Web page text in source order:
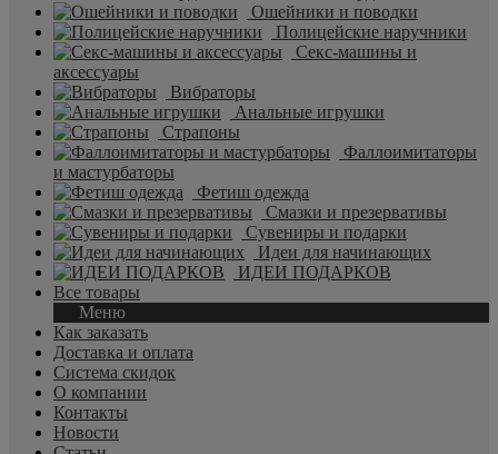
Ошейники и поводки
Полицейские наручники
Секс-машины и
аксессуары
Вибраторы
Анальные игрушки
Страпоны
Фаллоимитаторы
и мастурбаторы
Фетиш одежда
Смазки и презервативы
Сувениры и подарки
Идеи для начинающих
ИДЕИ ПОДАРКОВ
Все товары
Меню
Как заказать
Доставка и оплата
Система скидок
О компании
Контакты
Новости